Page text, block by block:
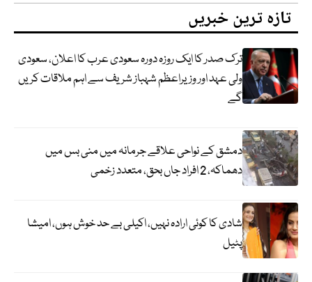
تازہ ترین خبریں
ترک صدر کا ایک روزہ دورہ سعودی عرب کا اعلان، سعودی
ولی عہد اور وزیراعظم شہباز شریف سے اہم ملاقات کریں
گے
دمشق کے نواحی علاقے جرمانہ میں منی بس میں
دھماکہ، 2 افراد جاں بحق، متعدد زخمی
شادی کا کوئی ارادہ نہیں، اکیلی بے حد خوش ہوں، امیشا
پٹیل